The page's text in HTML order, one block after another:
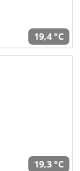
19,4 °C
19,3 °C